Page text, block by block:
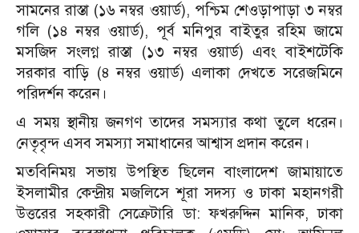
সামনের রাস্তা (১৬ নম্বর ওয়ার্ড), পশ্চিম শেওড়াপাড়া ৩ নম্বর
গলি (১৪ নম্বর ওয়ার্ড), পূর্ব মনিপুর বাইতুর রহিম জামে
মসজিদ সংলগ্ন রাস্তা (১৩ নম্বর ওয়ার্ড) এবং বাইশটেকি
সরকার বাড়ি (৪ নম্বর ওয়ার্ড) এলাকা দেখতে সরেজমিনে
পরিদর্শন করেন।
এ সময় স্থানীয় জনগণ তাদের সমস্যার কথা তুলে ধরেন।
নেতৃবৃন্দ এসব সমস্যা সমাধানের আশ্বাস প্রদান করেন।
মতবিনিময় সভায় উপস্থিত ছিলেন বাংলাদেশ জামায়াতে
ইসলামীর কেন্দ্রীয় মজলিসে শূরা সদস্য ও ঢাকা মহানগরী
উত্তরের সহকারী সেক্রেটারি ডা: ফখরুদ্দিন মানিক, ঢাকা